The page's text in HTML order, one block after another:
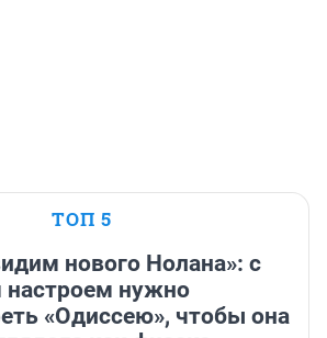
ТОП 5
нового Нолана»: с
настроем нужно
«Одиссею», чтобы она